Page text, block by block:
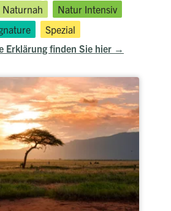
Naturnah
Natur Intensiv
Spezial
Erklärung finden Sie hier